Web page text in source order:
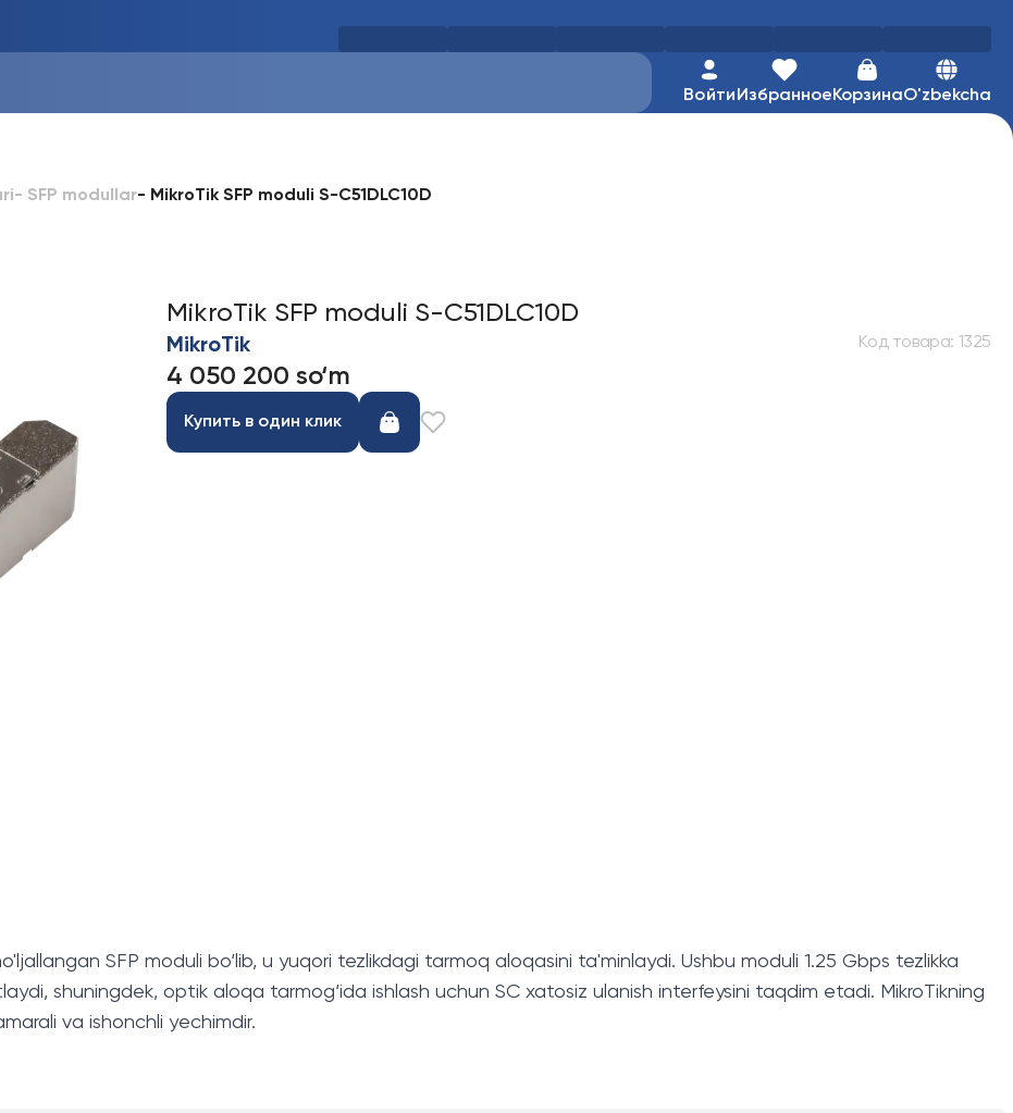
Войти ИзбранноеКорзинаO'zbekcha
- SFP modullar- MikroTik SFP moduli S-C51DLC10D
MikroTik SFP moduli S-C51DLC10D
MikroTik Код товара: 1325
4 050 200 so‘m
Купить в один клик
SFP moduli bo‘lib, u yuqori tezlikdagi tarmoq aloqasini ta'minlaydi. Ushbu moduli 1.25 Gbps tezlikka
shuningdek, optik aloqa tarmog‘ida ishlash uchun SC xatosiz ulanish interfeysini taqdim etadi. MikroTikning
va ishonchli yechimdir.